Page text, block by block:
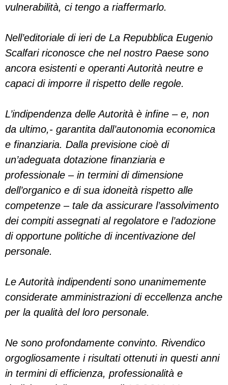
vulnerabilità, ci tengo a riaffermarlo.
Nell’editoriale di ieri de La Repubblica Eugenio
Scalfari riconosce che nel nostro Paese sono
ancora esistenti e operanti Autorità neutre e
capaci di imporre il rispetto delle regole.
L’indipendenza delle Autorità è infine – e, non
da ultimo,- garantita dall’autonomia economica
e finanziaria. Dalla previsione cioè di
un’adeguata dotazione finanziaria e
professionale – in termini di dimensione
dell’organico e di sua idoneità rispetto alle
competenze – tale da assicurare l’assolvimento
dei compiti assegnati al regolatore e l’adozione
di opportune politiche di incentivazione del
personale.
Le Autorità indipendenti sono unanimemente
considerate amministrazioni di eccellenza anche
per la qualità del loro personale.
Ne sono profondamente convinto. Rivendico
orgogliosamente i risultati ottenuti in questi anni
in termini di efficienza, professionalità e